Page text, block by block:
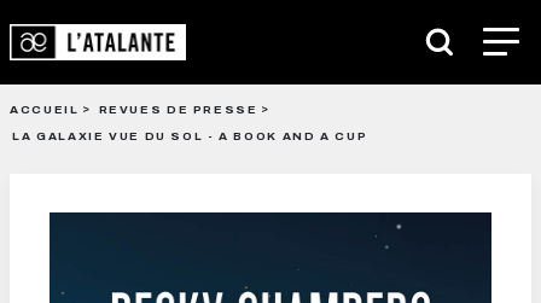
ACCUEIL
REVUES DE PRESSE
LA GALAXIE VUE DU SOL - A BOOK AND A CUP